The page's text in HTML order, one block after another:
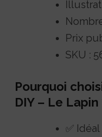
Prix
SKU :
Pourquoi
DIY – Le Lapin
✅